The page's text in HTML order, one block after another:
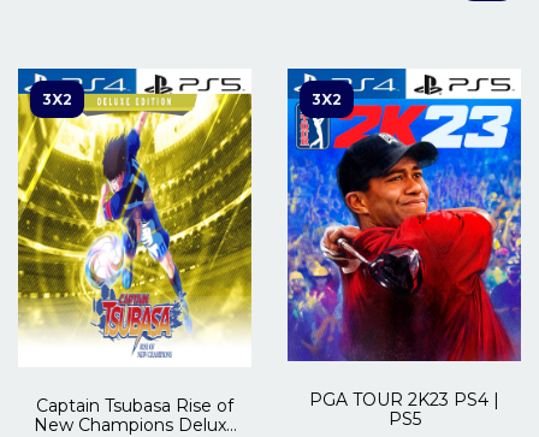
3X2
Captain Tsubasa Rise of
New Champions Deluxe
3X2
PGA TOUR 2K23 PS4 |
PS5